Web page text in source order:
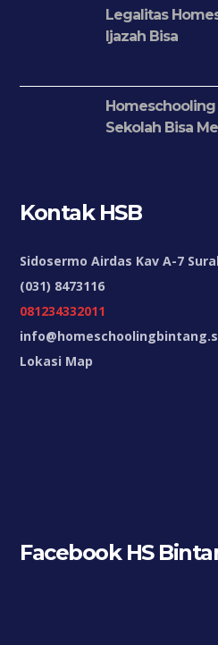
Legalitas
Ijazah Bisa
Sekolah Bisa
Kontak HSB
Sidosermo Airdas Kav A-7
(031) 8473116
081234332011
Lokasi Map
Facebook HS